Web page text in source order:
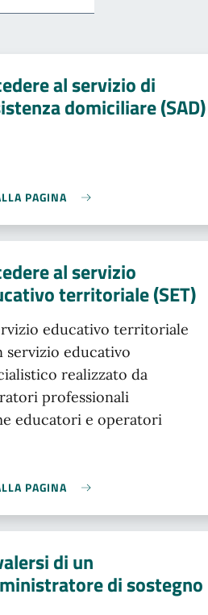
al servizio di
domiciliare (SAD)
PAGINA
al servizio
territoriale (SET)
educativo territoriale
servizio educativo
realizzato da
professionali
educatori e operatori
PAGINA
di un
di sostegno